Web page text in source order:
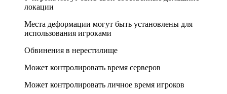
локации
Места деформации могут быть установлены для
использования игроками
Обвинения в нерестилище
Может контролировать время серверов
Может контролировать личное время игроков